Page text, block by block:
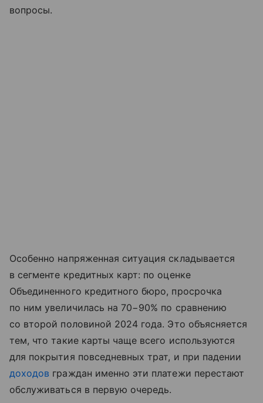
вопросы.
Особенно напряженная ситуация складывается
в сегменте кредитных карт: по оценке
Объединенного кредитного бюро, просрочка
по ним увеличилась на 70−90% по сравнению
со второй половиной 2024 года. Это объясняется
тем, что такие карты чаще всего используются
для покрытия повседневных трат, и при падении
доходов граждан именно эти платежи перестают
обслуживаться в первую очередь.